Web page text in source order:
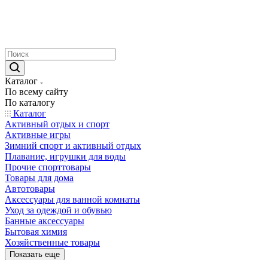
Каталог
По всему сайту
По каталогу
Каталог
Активный отдых и спорт
Активные игры
Зимний спорт и активный отдых
Плавание, игрушки для воды
Прочие спорттовары
Товары для дома
Автотовары
Аксессуары для ванной комнаты
Уход за одеждой и обувью
Банные аксессуары
Бытовая химия
Хозяйственные товары
Показать еще